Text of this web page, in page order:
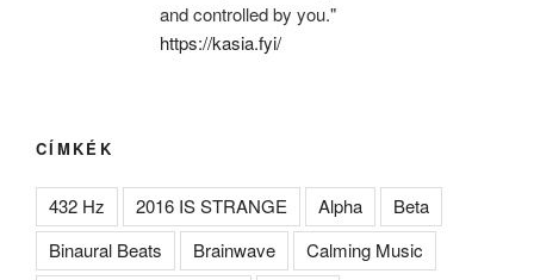
and controlled by you."
https://kasia.fyi/
CÍMKÉK
432 Hz 2016 IS STRANGE Alpha
Beta
Binaural Beats
Brainwave
Calming Music